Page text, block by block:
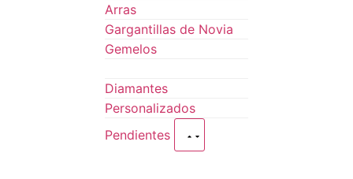
Arras
Gargantillas de Novia
Gemelos
Diamantes
Personalizados
Pendientes